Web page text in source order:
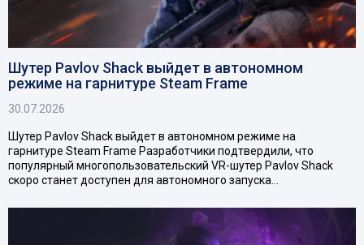
Шутер Pavlov Shack выйдет в автономном
режиме на гарнитуре Steam Frame
30.07.2026
Шутер Pavlov Shack выйдет в автономном режиме на
гарнитуре Steam Frame Разработчики подтвердили, что
популярный многопользовательский VR-шутер Pavlov Shack
скоро станет доступен для автономного запуска…